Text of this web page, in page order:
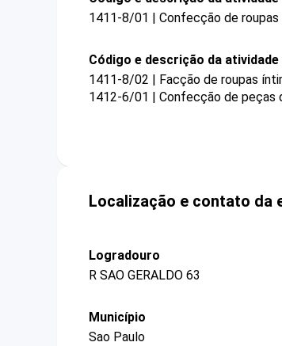
1411-8/01 | Confecção de roupas
Código e descrição da
1411-8/02 | Facção de roupas
1412-6/01 | Confecção de peças
Localização e contato da
Logradouro
R SAO GERALDO 63
Município
Sao Paulo